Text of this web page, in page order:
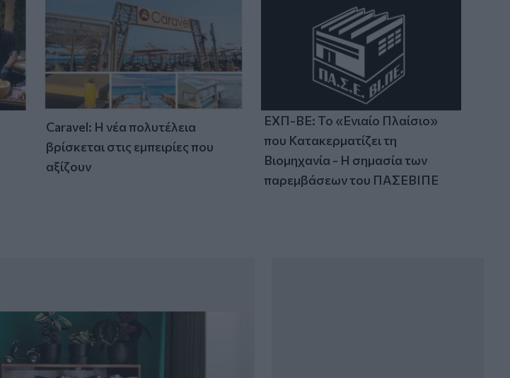
Βερολίνο: «Στημένη προβοκάτσια» το
περιστατικό με το drone, σύμφωνα με
τη ρωσική πρεσβεία
Σητεία: Κατασβέστηκε η φωτιά στα
Αχλάδια - Μικρή η καμένη έκταση
Caravel: Η νέα πολυτέλεια
βρίσκεται στις εμπειρίες που
αξίζουν
ΕΧΠ-ΒΕ: Το «Ενιαίο Πλαίσιο»
που Κατακερματίζει τη
Βιομηχανία - Η σημασία των
παρεμβάσεων του ΠΑΣΕΒΙΠΕ